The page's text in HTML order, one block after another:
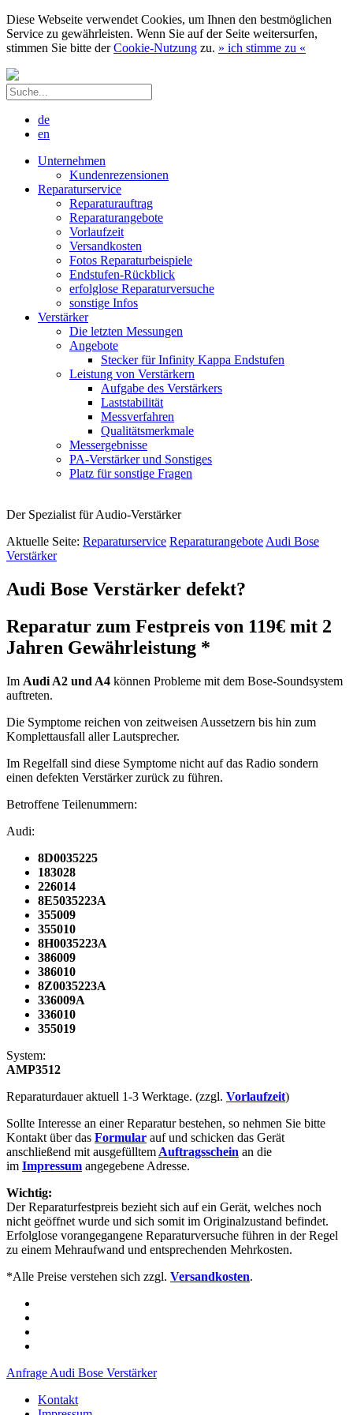
Diese Webseite verwendet Cookies, um Ihnen den bestmöglichen
Service zu gewährleisten. Wenn Sie auf der Seite weitersurfen,
stimmen Sie bitte derCookie-Nutzung zu. » ich stimme zu «
de
en
Unternehmen
Kundenrezensionen
Reparaturservice
Reparaturauftrag
Reparaturangebote
Vorlaufzeit
Versandkosten
Fotos Reparaturbeispiele
Endstufen-Rückblick
erfolglose Reparaturversuche
sonstige Infos
Verstärker
Die letzten Messungen
Angebote
Stecker für Infinity Kappa Endstufen
Leistung von Verstärkern
Aufgabe des Verstärkers
Laststabilität
Messverfahren
Qualitätsmerkmale
Messergebnisse
PA-Verstärker und Sonstiges
Platz für sonstige Fragen
Der Spezialist für Audio-Verstärker
Aktuelle Seite: Reparaturservice Reparaturangebote Audi Bose
Verstärker
Audi Bose Verstärker defekt?
Reparatur zum Festpreis von 119€ mit 2
Jahren Gewährleistung *
Im Audi A2 und A4 können Probleme mit dem Bose-Soundsystem
auftreten.
Die Symptome reichen von zeitweisen Aussetzern bis hin zum
Komplettausfall aller Lautsprecher.
Im Regelfall sind diese Symptome nicht auf das Radio sondern
einen defekten Verstärker zurück zu führen.
Betroffene Teilenummern:
Audi:
8D0035225
183028
226014
8E5035223A
355009
355010
8H0035223A
386009
386010
8Z0035223A
336009A
336010
355019
System:
AMP3512
Reparaturdauer aktuell 1-3 Werktage. (zzgl. Vorlaufzeit)
Sollte Interesse an einer Reparatur bestehen, so nehmen Sie bitte
Kontakt über das Formular auf und schicken das Gerät
anschließend mit ausgefülltem Auftragsschein an die
im Impressum angegebene Adresse.
Wichtig:
Der Reparaturfestpreis bezieht sich auf ein Gerät, welches noch
nicht geöffnet wurde und sich somit im Originalzustand befindet.
Erfolglose vorangegangene Reparaturversuche führen in der Regel
zu einem Mehraufwand und entsprechenden Mehrkosten.
*Alle Preise verstehen sich zzgl. Versandkosten.
Anfrage Audi Bose Verstärker
Kontakt